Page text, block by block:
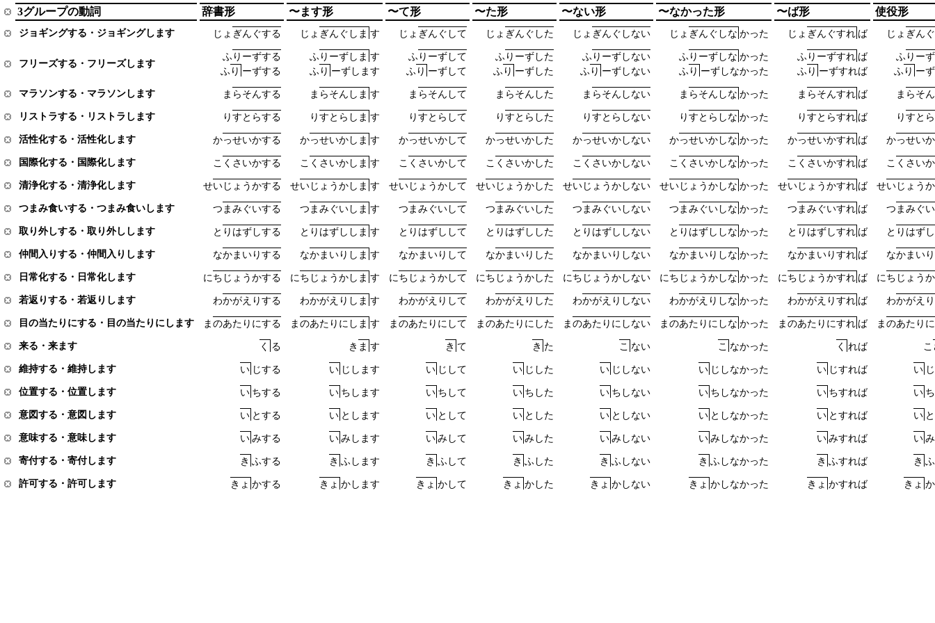
3グループの動詞 辞書形 〜ます形 〜て形 〜た形 〜ない形 〜なかった形 〜ば形 使役形
ジョギングする・ジョギングします じ ょ ぎん ぐする じ ょ ぎん ぐ し ま す じ ょ ぎん ぐ して じ ょ ぎん ぐ した じ ょ ぎん ぐ しない じ ょ ぎん ぐ しな かった じ ょ ぎん ぐすれ ば じ ょ ぎん ぐ
フリーズする・フリーズします
ふ り ーずする
ふ り ーずする
ふ り ーずし ま す
ふ り ーずし ます
ふ り ーずして
ふ り ーずして
ふ り ーずした
ふ り ーずした
ふ り ーずしない
ふ り ーずしない
ふ り ーずしな かった
ふ り ーずしなかった
ふ り ーずすれ ば
ふ り ーずすれば
ふ り ーず
ふ り ーず
マラソンする・マラソンします ま らそんする ま らそん し ま す ま らそん して ま らそん した ま らそん しない ま らそん しな かった ま らそんすれ ば ま らそん
リストラする・リストラします りすと らする りすと ら し ま す りすと ら して りすと ら した りすと ら しない りすと ら しな かった りすと らすれ ば りすと ら
活性化する・活性化します かっせいかする かっせいかし ま す かっせいかして かっせいかした かっせいかしない かっせいかしな かった かっせいかすれ ば かっせいか
国際化する・国際化します こ く さ いかする こ く さ いかし ま す こ く さ いかして こ く さ いかした こ く さ いかしない こ く さ いかしな かった こ く さ いかすれ ば こ く さ いか
清浄化する・清浄化します せいじ ょ うかする せいじ ょ うかし ま す せいじ ょ うかして せいじ ょ うかした せいじ ょ うかしない せいじ ょ うかしな かった せいじ ょ うかすれ ば せいじ ょ うか
つまみ食いする・つまみ食いします つ まみぐいする つ まみぐいし ま す つ まみぐいして つ まみぐいした つ まみぐいしない つ まみぐいしな かった つ まみぐいすれ ば つ まみぐい
取り外しする・取り外しします と り はずしする と り はずし し ま す と り はずし して と り はずし した と り はずし しない と り はずし しな かった と り はずしすれ ば と り はずし
仲間入りする・仲間入りします なかま いりする なかま いり し ま す なかま いり して なかま いり した なかま いり しない なかま いり しな かった なかま いりすれ ば なかま いり
日常化する・日常化します にち じ ょ うかする にち じ ょ うかし ま す にち じ ょ うかして にち じ ょ うかした にち じ ょ うかしない にち じ ょ うかしな かった にち じ ょ うかすれ ば にち じ ょ うか
若返りする・若返りします わかがえ りする わかがえ り し ま す わかがえ り して わかがえ り した わかがえ り しない わかがえ り しな かった わかがえ りすれ ば わかがえ り
目の当たりにする・目の当たりにします まのあた り にする まのあた り に し ま す まのあた り に して まのあた り に した まのあた り に しない まのあた り に しな かった まのあた り にすれ ば まのあた り に
来る・来ます く る き ま す き て き た こ ない こ なかった く れば こ
維持する・維持します い じする い じ し ます い じ して い じ した い じ しない い じ しなかった い じすれば い じ
位置する・位置します い ちする い ち し ます い ち して い ち した い ち しない い ち しなかった い ちすれば い ち
意図する・意図します い とする い と し ます い と して い と した い と しない い と しなかった い とすれば い と
意味する・意味します いみする いみし ます いみして いみした いみしない いみしなかった いみすれば いみ
寄付する・寄付します き ふする き ふ し ます き ふ して き ふ した き ふ しない き ふ しなかった き ふすれば き ふ
許可する・許可します き ょ かする き ょ かし ます き ょ かして き ょ かした き ょ かしない き ょ かしなかった き ょ かすれば き ょ か